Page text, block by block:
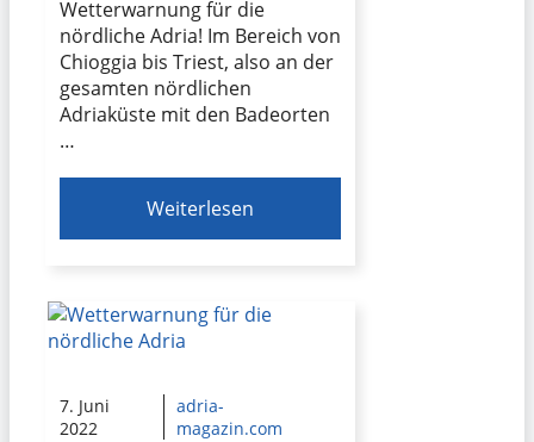
Wetterwarnung für die
nördliche Adria! Im Bereich von
Chioggia bis Triest, also an der
gesamten nördlichen
Adriaküste mit den Badeorten
…
Weiterlesen
7. Juni
2022
adria-
magazin.com